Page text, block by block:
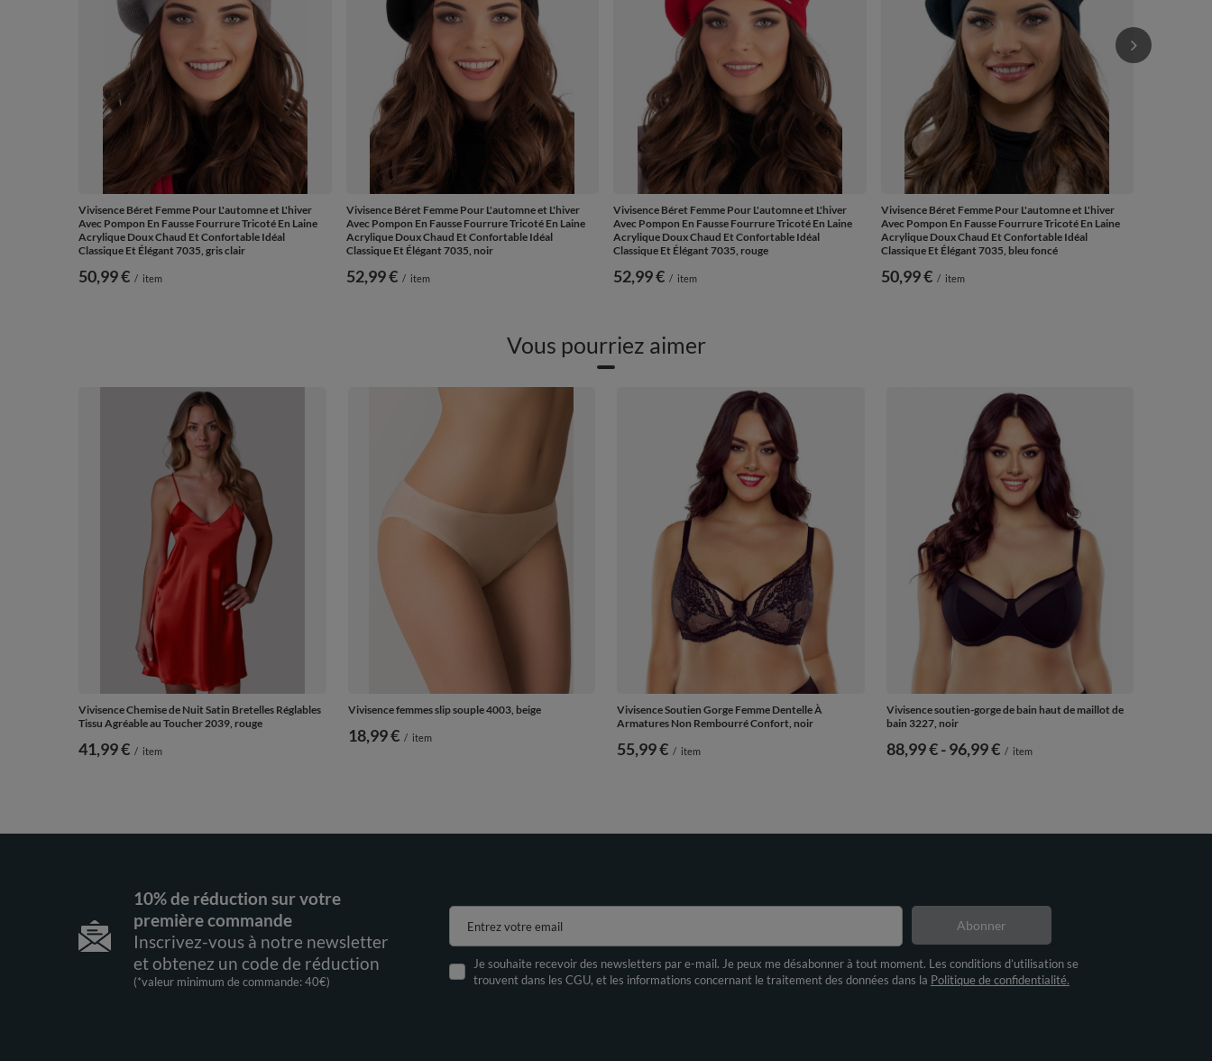
Vivisence Béret Femme Pour L'automne et L'hiver
Avec Pompon En Fausse Fourrure Tricoté En Laine
Acrylique Doux Chaud Et Confortable Idéal
Classique Et Élégant 7035, gris clair
50,99 € / item
Vivisence Béret Femme Pour L'automne et L'hiver
Avec Pompon En Fausse Fourrure Tricoté En Laine
Acrylique Doux Chaud Et Confortable Idéal
Classique Et Élégant 7035, noir
52,99 € / item
Vivisence Béret Femme Pour L'automne et L'hiver
Avec Pompon En Fausse Fourrure Tricoté En Laine
Acrylique Doux Chaud Et Confortable Idéal
Classique Et Élégant 7035, rouge
52,99 € / item
Vivisence Béret Femme Pour L'automne et L'hiver
Avec Pompon En Fausse Fourrure Tricoté En Laine
Acrylique Doux Chaud Et Confortable Idéal
Classique Et Élégant 7035, bleu foncé
50,99 € / item
Vous pourriez aimer
Vivisence Chemise de Nuit Satin Bretelles Réglables
Tissu Agréable au Toucher 2039, rouge
41,99 € / item
Vivisence femmes slip souple 4003, beige
18,99 € / item
Vivisence Soutien Gorge Femme Dentelle À
Armatures Non Rembourré Confort, noir
55,99 € / item
Vivisence soutien-gorge de bain haut de maillot de
bain 3227, noir
de
88,99 €-vers le bas
96,99 € / item
10% de réduction sur votre
première commande
Inscrivez-vous à notre newsletter
et obtenez un code de réduction
(*valeur minimum de commande: 40€)
Entrez votre email
Je souhaite recevoir des newsletters par e-mail. Je peux me désabonner à tout moment. Les conditions d’utilisation se
trouvent dans les CGU, et les informations concernant le traitement des données dans la Politique de confidentialité.
Abonner